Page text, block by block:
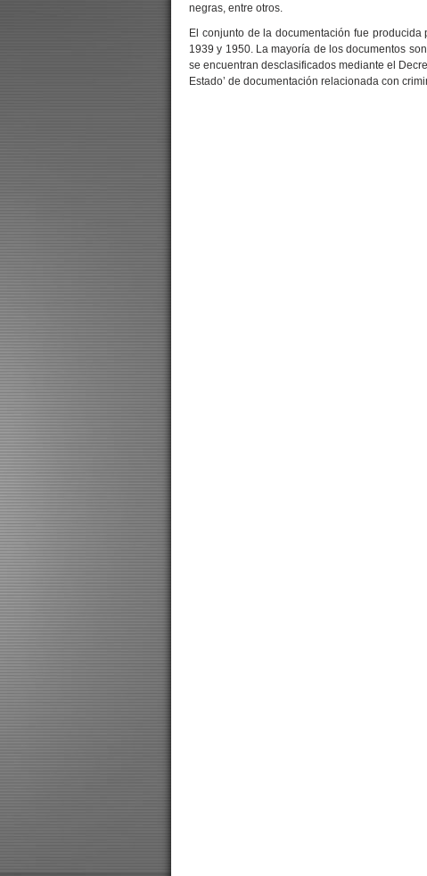
negras, entre otros.
El conjunto de la documentación fue
1939 y 1950. La mayoría de los documentos
se encuentran desclasificados mediante el
Estado’ de documentación relacionada con